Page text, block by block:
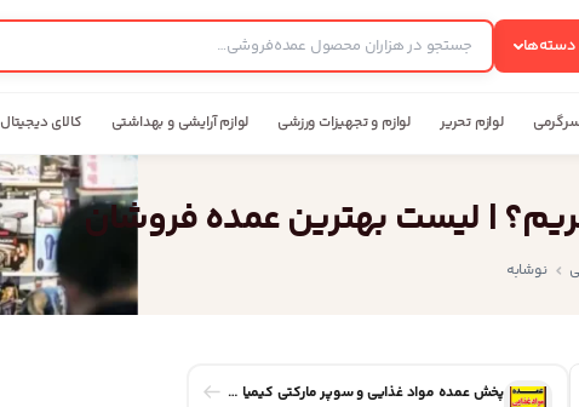
لوازم تحریر لوازم و تجهیزات ورزشی لوازم آرایشی و بهداشتی کالای دیجیتال
| لیست بهترین عمده فروشان
نوشابه
پخش عمده مواد غذایی و سوپر مارکتی کیمیا سپاهان یاس